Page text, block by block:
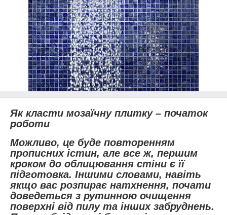
Як класти мозаїчну плитку – початок
роботи
Можливо, це буде повторенням
прописних істин, але все ж, першим
кроком до облицювання стіни є її
підготовка. Іншими словами, навіть
якщо вас розпирає натхнення, почати
доведеться з рутинною очищення
поверхні від пилу та інших забруднень.